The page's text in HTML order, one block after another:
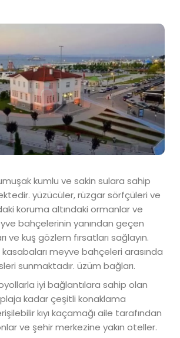
kumlu ve sakin sulara sahip
yüzücüler, rüzgar sörfçüleri ve
koruma altındaki ormanlar ve
ve kuş gözlem fırsatları sağlayın.
meyve bahçeleri arasında
termal spa tesisleri sunmaktadır. üzüm bağları.
iyi bağlantılara sahip olan
kadar çeşitli konaklama
kıyı kaçamağı aile tarafından
ve şehir merkezine yakın oteller.